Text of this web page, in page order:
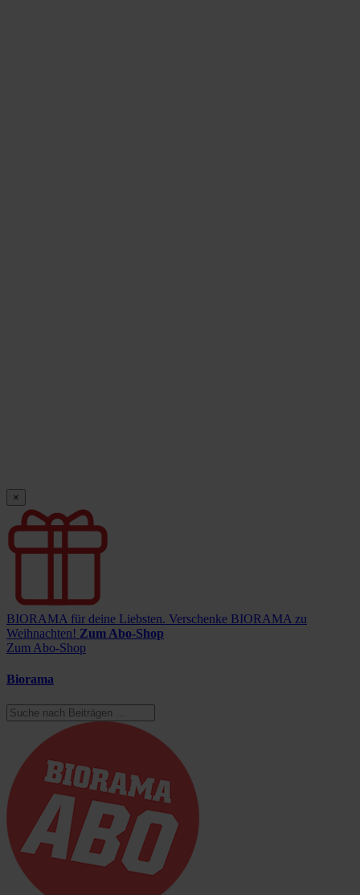
×
BIORAMA für deine Liebsten. Verschenke BIORAMA zu
Weihnachten! Zum Abo-Shop
Zum Abo-Shop
Biorama